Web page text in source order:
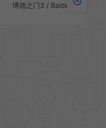
博德之门3 / Baldurs